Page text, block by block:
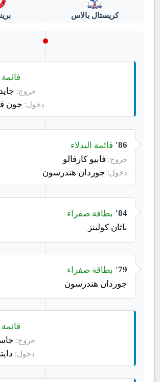
كريستال بالاس
قائمة
خروج:
دخول: جون
86' قائمة البدلاء
خروج: فابيو كارفالو
دخول: جوردان هندرسون
84' بطاقة صفراء
ناثان كولينز
79'
بطاقة صفراء
جوردان هندرسون
قائمة
خروج:
دخول: